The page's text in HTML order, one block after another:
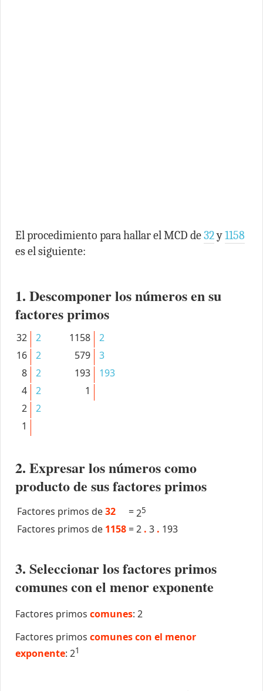
El procedimiento para hallar el MCD de32y1158
es el siguiente:
1. Descomponer los números en su
factores primos
32
2
16
2
8
2
4
2
2
2
1
1158
2
579
3
193
193
1
2. Expresar los números como
producto de sus factores primos
Factores primos de32 =25
Factores primos de 1158 =2 . 3 . 193
3. Seleccionar los factores primos
comunes con el menor exponente
Factores primos comunes: 2
Factores primos comunes con el menor
exponente: 21